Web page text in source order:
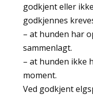
godkjent eller
godkjennes
– at hunden har
sammenlagt.
– at hunden ikke
moment.
Ved godkjent